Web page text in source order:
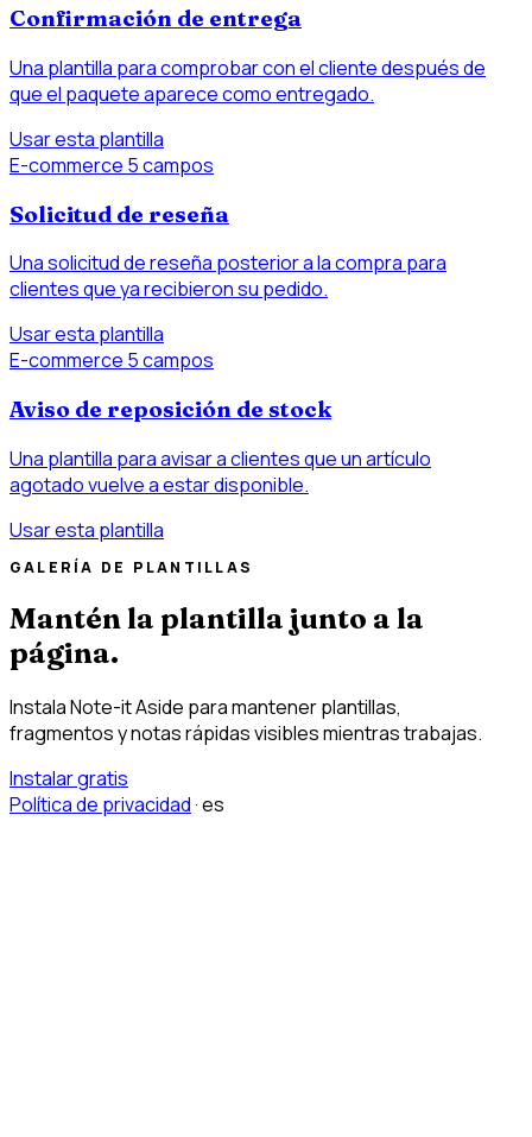
Confirmación de entrega
Una plantilla para comprobar con el cliente después de
que el paquete aparece como entregado.
Usar esta plantilla
E-commerce 5 campos
Solicitud de reseña
Una solicitud de reseña posterior a la compra para
clientes que ya recibieron su pedido.
Usar esta plantilla
E-commerce 5 campos
Aviso de reposición de stock
Una plantilla para avisar a clientes que un artículo
agotado vuelve a estar disponible.
Usar esta plantilla
GALERÍA DE PLANTILLAS
Mantén la plantilla junto a la
página.
Instala Note-it Aside para mantener plantillas,
fragmentos y notas rápidas visibles mientras trabajas.
Instalar gratis
Política de privacidad·es